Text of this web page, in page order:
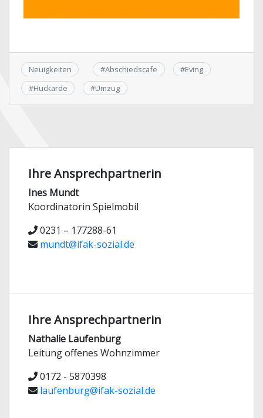
Neuigkeiten #Abschiedscafe #Eving
#Huckarde #Umzug
Ihre Ansprechpartnerin
Ines Mundt
Koordinatorin Spielmobil
0231 – 177288-61
mundt@ifak-sozial.de
Ihre Ansprechpartnerin
Nathalie Laufenburg
Leitung offenes Wohnzimmer
0172 - 5870398
laufenburg@ifak-sozial.de